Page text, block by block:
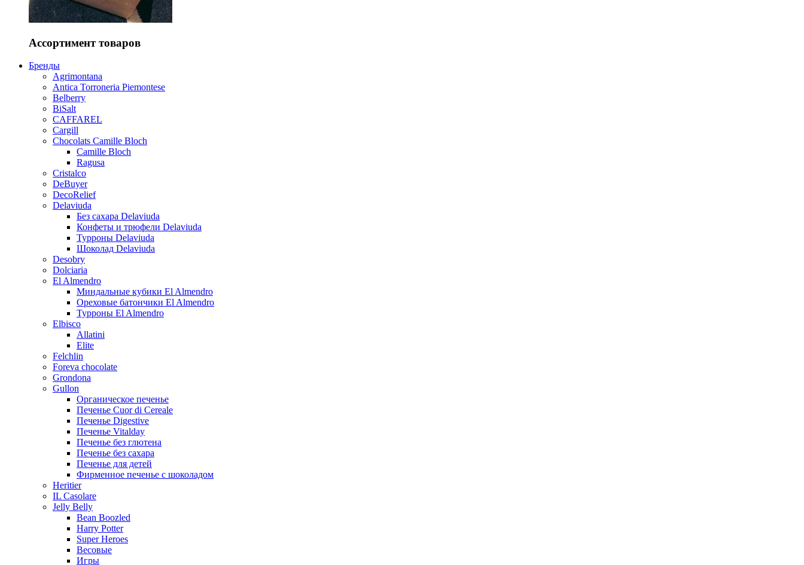
Ассортимент товаров
Бренды
Agrimontana
Antica Torroneria Piemontese
Belberry
BiSalt
CAFFAREL
Cargill
Chocolats Camille Bloch
Camille Bloch
Ragusa
Cristalco
DeBuyer
DecoRelief
Delaviuda
Без сахара Delaviuda
Конфеты и трюфели Delaviuda
Турроны Delaviuda
Шоколад Delaviuda
Desobry
Dolciaria
El Almendro
Миндальные кубики El Almendro
Ореховые батончики El Almendro
Турроны El Almendro
Elbisco
Allatini
Elite
Felchlin
Foreva chocolate
Grondona
Gullon
Органическое печенье
Печенье Cuor di Cereale
Печенье Digestive
Печенье Vitalday
Печенье без глютена
Печенье без сахара
Печенье для детей
Фирменное печенье с шоколадом
Heritier
IL Casolare
Jelly Belly
Bean Boozled
Harry Potter
Super Heroes
Весовые
Игры